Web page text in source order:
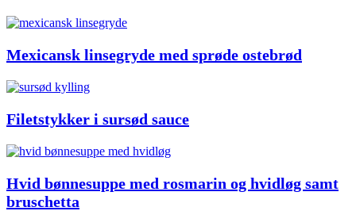
Mexicansk linsegryde med sprøde ostebrød
Filetstykker i sursød sauce
Hvid bønnesuppe med rosmarin og hvidløg samt
bruschetta